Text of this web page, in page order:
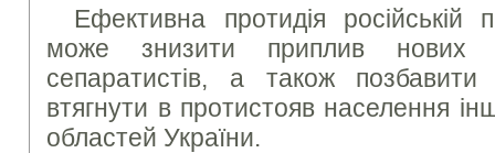
Ефективна протидія російській
може знизити приплив нових
сепаратистів, а також позбавити
втягнути в протистояв населення
областей України.